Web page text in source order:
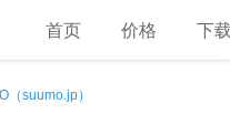
首页 价格 下
（suumo.jp）